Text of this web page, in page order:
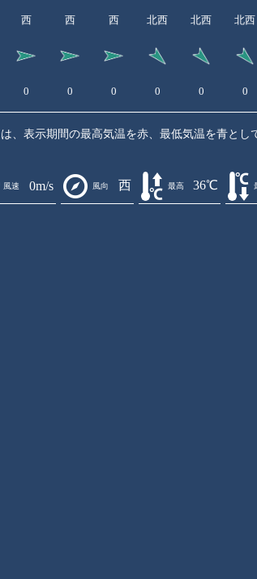
西 西 西 北西 北西 北西
0 0 0 0 0 0
、表示期間の最高気温を赤、最低気温を青とし
風速 0m/s 風向 西 最高 36℃